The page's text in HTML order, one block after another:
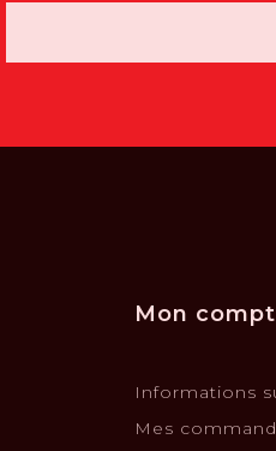
Mon
Informations
Mes